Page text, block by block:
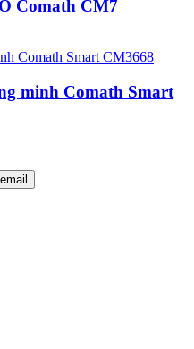
Comath CM7
minh Comath Smart